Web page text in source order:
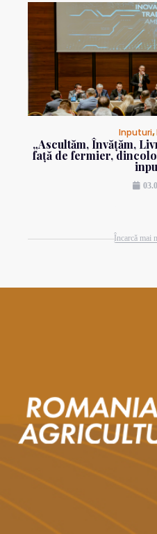
Inputuri,
„Ascultăm, Învățăm,
față de fermier,
Încarcă mai